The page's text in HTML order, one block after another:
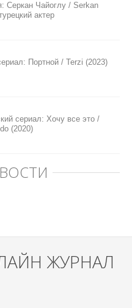
Серкан Чайоглу / Serkan
актер
Портной / Terzi (2023)
сериал: Хочу все это /
(2020)
ЖУРНАЛ